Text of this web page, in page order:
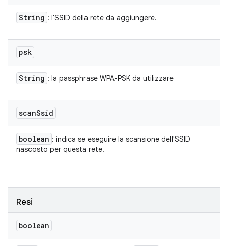
String : l'SSID della rete da aggiungere.
psk
String : la passphrase WPA-PSK da utilizzare
scanSsid
boolean : indica se eseguire la scansione dell'SSID
nascosto per questa rete.
Resi
boolean